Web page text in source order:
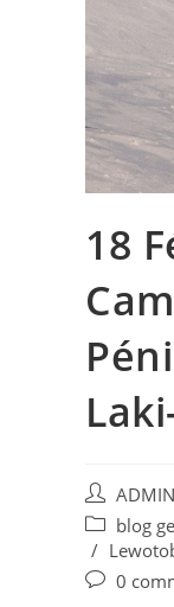
18
Auteur/
de
la
publication :
ADMIN
Post
category:
blog
/
0